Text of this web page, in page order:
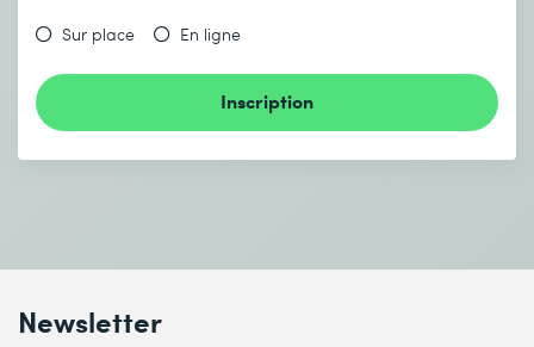
Sur place En ligne
Inscription
Newsletter